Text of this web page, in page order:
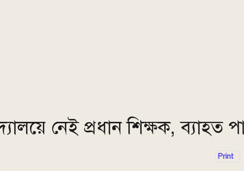
নেই প্রধান শিক্ষক, ব্যাহত
Print